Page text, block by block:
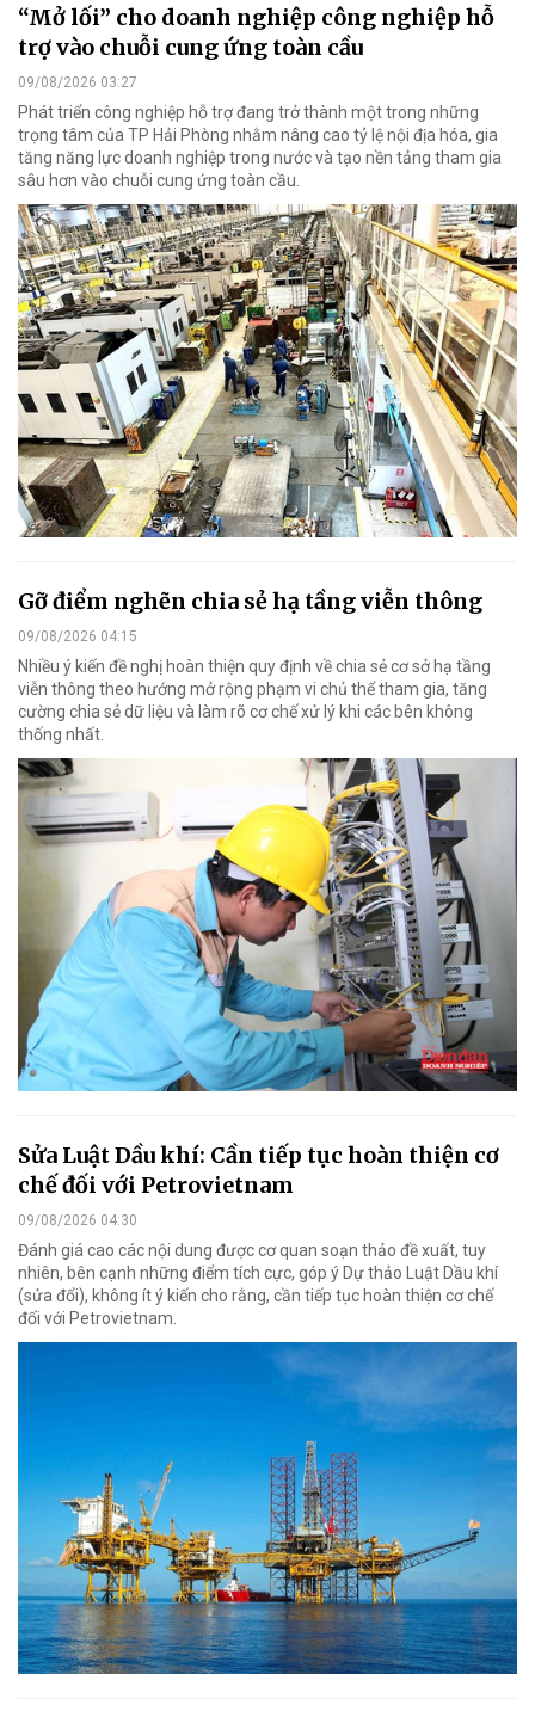
“Mở lối” cho doanh nghiệp công nghiệp hỗ
trợ vào chuỗi cung ứng toàn cầu
09/08/2026 03:27
Phát triển công nghiệp hỗ trợ đang trở thành một trong những
trọng tâm của TP Hải Phòng nhằm nâng cao tỷ lệ nội địa hóa, gia
tăng năng lực doanh nghiệp trong nước và tạo nền tảng tham gia
sâu hơn vào chuỗi cung ứng toàn cầu.
Gỡ điểm nghẽn chia sẻ hạ tầng viễn thông
09/08/2026 04:15
Nhiều ý kiến đề nghị hoàn thiện quy định về chia sẻ cơ sở hạ tầng
viễn thông theo hướng mở rộng phạm vi chủ thể tham gia, tăng
cường chia sẻ dữ liệu và làm rõ cơ chế xử lý khi các bên không
thống nhất.
Sửa Luật Dầu khí: Cần tiếp tục hoàn thiện cơ
chế đối với Petrovietnam
09/08/2026 04:30
Đánh giá cao các nội dung được cơ quan soạn thảo đề xuất, tuy
nhiên, bên cạnh những điểm tích cực, góp ý Dự thảo Luật Dầu khí
(sửa đổi), không ít ý kiến cho rằng, cần tiếp tục hoàn thiện cơ chế
đối với Petrovietnam.